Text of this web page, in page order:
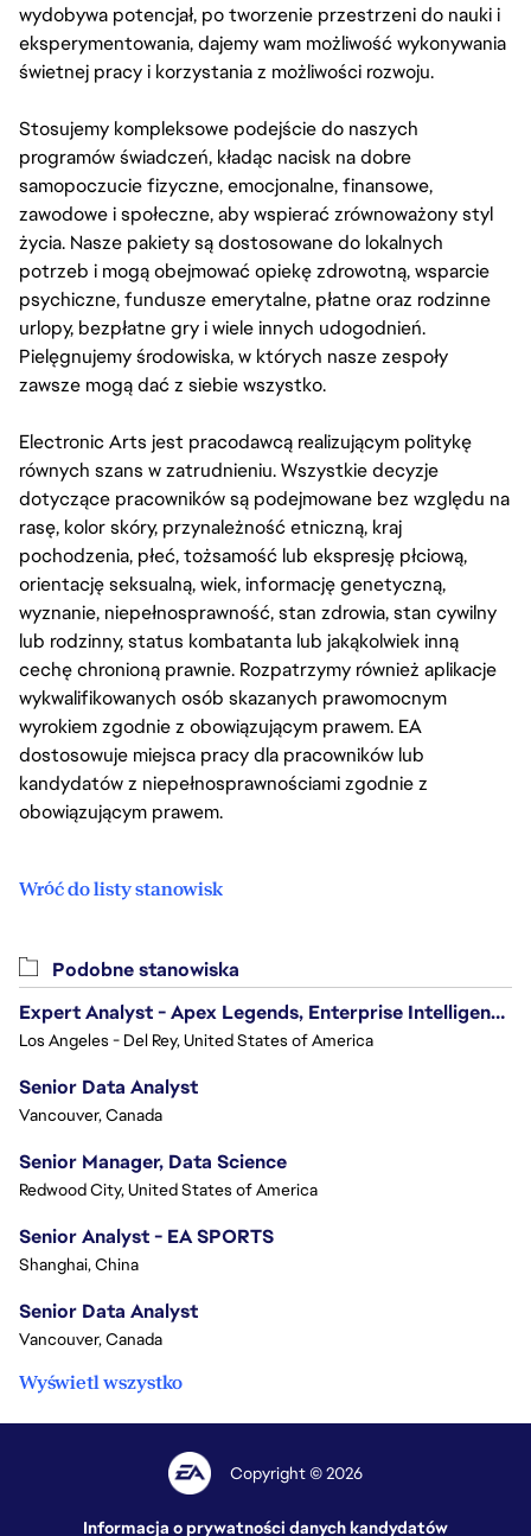
wydobywa potencjał, po tworzenie przestrzeni do nauki i
eksperymentowania, dajemy wam możliwość wykonywania
świetnej pracy i korzystania z możliwości rozwoju.
Stosujemy kompleksowe podejście do naszych
programów świadczeń, kładąc nacisk na dobre
samopoczucie fizyczne, emocjonalne, finansowe,
zawodowe i społeczne, aby wspierać zrównoważony styl
życia. Nasze pakiety są dostosowane do lokalnych
potrzeb i mogą obejmować opiekę zdrowotną, wsparcie
psychiczne, fundusze emerytalne, płatne oraz rodzinne
urlopy, bezpłatne gry i wiele innych udogodnień.
Pielęgnujemy środowiska, w których nasze zespoły
zawsze mogą dać z siebie wszystko.
Electronic Arts jest pracodawcą realizującym politykę
równych szans w zatrudnieniu. Wszystkie decyzje
dotyczące pracowników są podejmowane bez względu na
rasę, kolor skóry, przynależność etniczną, kraj
pochodzenia, płeć, tożsamość lub ekspresję płciową,
orientację seksualną, wiek, informację genetyczną,
wyznanie, niepełnosprawność, stan zdrowia, stan cywilny
lub rodzinny, status kombatanta lub jakąkolwiek inną
cechę chronioną prawnie. Rozpatrzymy również aplikacje
wykwalifikowanych osób skazanych prawomocnym
wyrokiem zgodnie z obowiązującym prawem. EA
dostosowuje miejsca pracy dla pracowników lub
kandydatów z niepełnosprawnościami zgodnie z
obowiązującym prawem.
Wróć do listy stanowisk
Podobne stanowiska
Expert Analyst - Apex Legends, Enterprise Intelligence (EI)
Los Angeles - Del Rey, United States of America
Senior Data Analyst
Vancouver, Canada
Senior Manager, Data Science
Redwood City, United States of America
Senior Analyst - EA SPORTS
Shanghai, China
Senior Data Analyst
Vancouver, Canada
Wyświetl wszystko
Copyright © 2026
Informacja o prywatności danych kandydatów